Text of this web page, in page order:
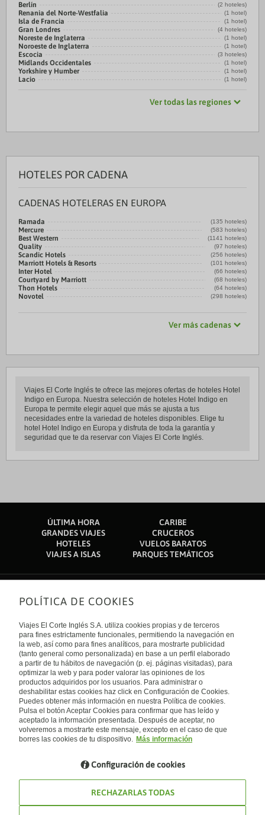
Berlín (2 hoteles)
Renania del Norte-Westfalia (1 hotel)
Isla de Francia (1 hotel)
Gran Londres (4 hoteles)
Noreste de Inglaterra (1 hotel)
Noroeste de Inglaterra (1 hotel)
Escocia (3 hoteles)
Midlands Occidentales (1 hotel)
Yorkshire y Humber (1 hotel)
Lacio (1 hotel)
Ver todas las regiones
HOTELES POR CADENA
CADENAS HOTELERAS EN EUROPA
Ramada (135 hoteles)
Mercure (583 hoteles)
Best Western (1141 hoteles)
Quality (97 hoteles)
Scandic Hotels (256 hoteles)
Marriott Hotels & Resorts (101 hoteles)
Inter Hotel (66 hoteles)
Courtyard by Marriott (68 hoteles)
Thon Hotels (64 hoteles)
Novotel (298 hoteles)
Ver más cadenas
Viajes El Corte Inglés te ofrece las mejores ofertas de hoteles Hotel
Indigo en Europa. Nuestra selección de hoteles Hotel Indigo en
Europa te permite elegir aquel que más se ajusta a tus
necesidades entre la variedad de hoteles disponibles. Elige tu
hotel Hotel Indigo en Europa y disfruta de toda la garantía y
seguridad que te da reservar con Viajes El Corte Inglés.
ÚLTIMA HORA
CARIBE
GRANDES VIAJES
CRUCEROS
HOTELES
VUELOS BARATOS
VIAJES A ISLAS
PARQUES TEMÁTICOS
Sobre nosotros
Quiénes somos
Financiación
Sostenibilidad
Turismo accesible
Tarjeta El Corte Inglés
Trabaja con nosotros
El Corte Inglés
Canal Ético
Enlaces de interés
Guías de viaje
Catálogos
Auto check-in
Condiciones Generales
Política de privacidad
Política de cookies
Accesibilidad
Empresas/ Grupos
Internacional
España
Visita nuestro blog
Blog de Viajes el Corte inglés
POLÍTICA DE COOKIES
Viajes El Corte Inglés S.A. utiliza cookies propias y de terceros
para fines estrictamente funcionales, permitiendo la navegación en
la web, así como para fines analíticos, para mostrarte publicidad
(tanto general como personalizada) en base a un perfil elaborado
a partir de tu hábitos de navegación (p. ej. páginas visitadas), para
optimizar la web y para poder valorar las opiniones de los
productos adquiridos por los usuarios. Para administrar o
deshabilitar estas cookies haz click en Configuración de Cookies.
Puedes obtener más información en nuestra Política de cookies.
Pulsa el botón Aceptar Cookies para confirmar que has leído y
aceptado la información presentada. Después de aceptar, no
volveremos a mostrarte este mensaje, excepto en el caso de que
borres las cookies de tu dispositivo. Más información
Configuración de cookies
RECHAZARLAS TODAS